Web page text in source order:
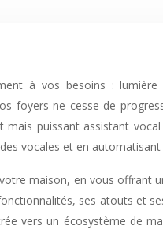
foyers ne cesse de
puissant assistant
vocales et en
maison, en vous offrant
ses atouts et
vers un écosystème de